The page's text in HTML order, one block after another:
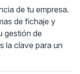
de tu empresa.
de fichaje y
gestión de
la clave para un